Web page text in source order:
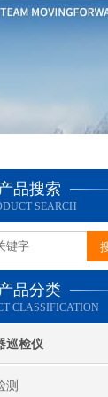
品搜索
SEARCH
品分类
CLASSIFICATION
巡检仪
测